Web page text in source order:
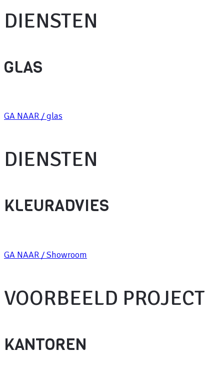
DIENSTEN
GLAS
GA NAAR / glas
DIENSTEN
KLEURADVIES
GA NAAR / Showroom
VOORBEELD PROJECT
KANTOREN